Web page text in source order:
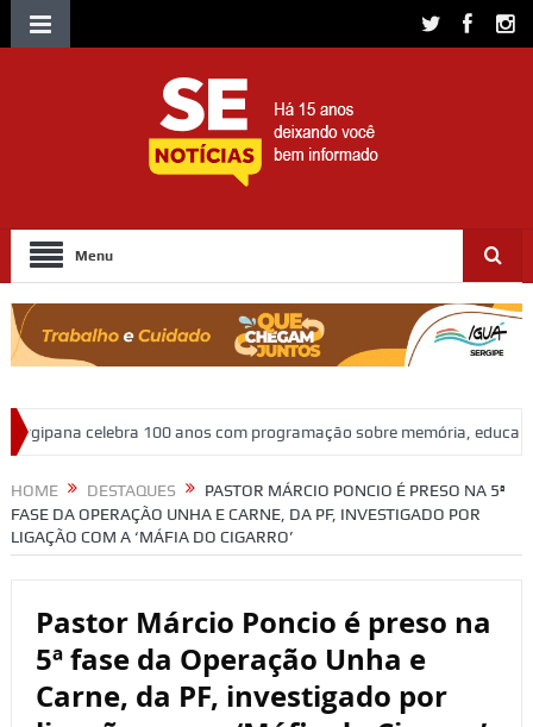
Menu
com programação sobre memória, educação e patrimônio
HOME DESTAQUES
PASTOR MÁRCIO PONCIO É PRESO NA 5ª
FASE DA OPERAÇÃO UNHA E CARNE, DA PF, INVESTIGADO POR
LIGAÇÃO COM A ‘MÁFIA DO CIGARRO’
Pastor Márcio Poncio é preso na
5ª fase da Operação Unha e
Carne, da PF, investigado por